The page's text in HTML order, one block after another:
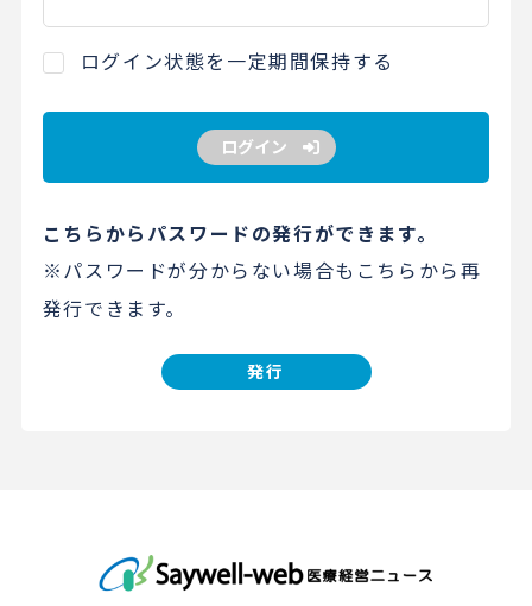
ログイン状態を一定期間保持する
ログイン
こちらからパスワードの発行ができます。
※パスワードが分からない場合もこちらから再
発行できます。
発行